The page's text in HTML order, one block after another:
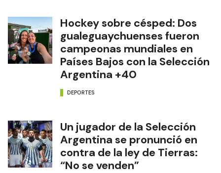
Hockey sobre césped: Dos
gualeguaychuenses fueron
campeonas mundiales en
Países Bajos con la Selección
Argentina +40
DEPORTES
Un jugador de la Selección
Argentina se pronunció en
contra de la ley de Tierras:
“No se venden”